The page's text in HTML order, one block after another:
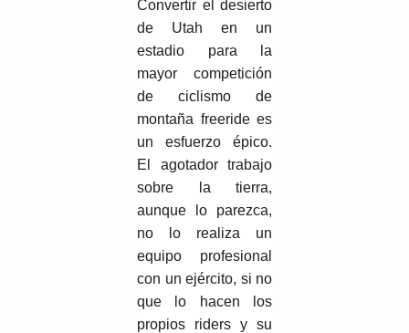
Convertir el desierto
de Utah en un
estadio para la
mayor competición
de ciclismo de
montaña freeride es
un esfuerzo épico.
El agotador trabajo
sobre la tierra,
aunque lo parezca,
no lo realiza un
equipo profesional
con un ejército, si no
que lo hacen los
propios riders y su